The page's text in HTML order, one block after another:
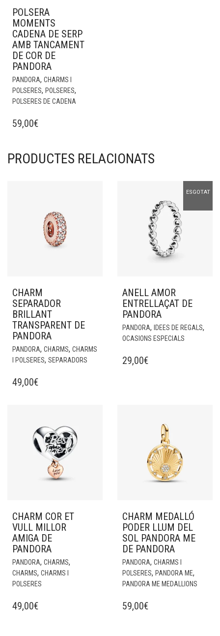
POLSERA
MOMENTS
CADENA DE SERP
AMB TANCAMENT
DE COR DE
PANDORA
PANDORA, CHARMS I
POLSERES, POLSERES,
POLSERES DE CADENA
59,00€
PRODUCTES RELACIONATS
CHARM
SEPARADOR
BRILLANT
TRANSPARENT DE
PANDORA
PANDORA, CHARMS, CHARMS
I POLSERES, SEPARADORS
49,00€
ESGOTAT
ANELL AMOR
ENTRELLAÇAT DE
PANDORA
PANDORA, IDEES DE REGALS,
OCASIONS ESPECIALS
29,00€
CHARM COR ET
VULL MILLOR
AMIGA DE
PANDORA
PANDORA, CHARMS,
CHARMS, CHARMS I
POLSERES
49,00€
CHARM MEDALLÓ
PODER LLUM DEL
SOL PANDORA ME
DE PANDORA
PANDORA, CHARMS I
POLSERES, PANDORA ME,
PANDORA ME MEDALLIONS
59,00€